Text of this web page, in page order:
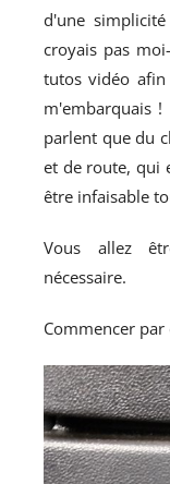
d'une
croyais pas
tutos vidéo
m'embarquais
parlent que du
et de route, qui
être infaisable
Vous allez
nécessaire.
Commencer